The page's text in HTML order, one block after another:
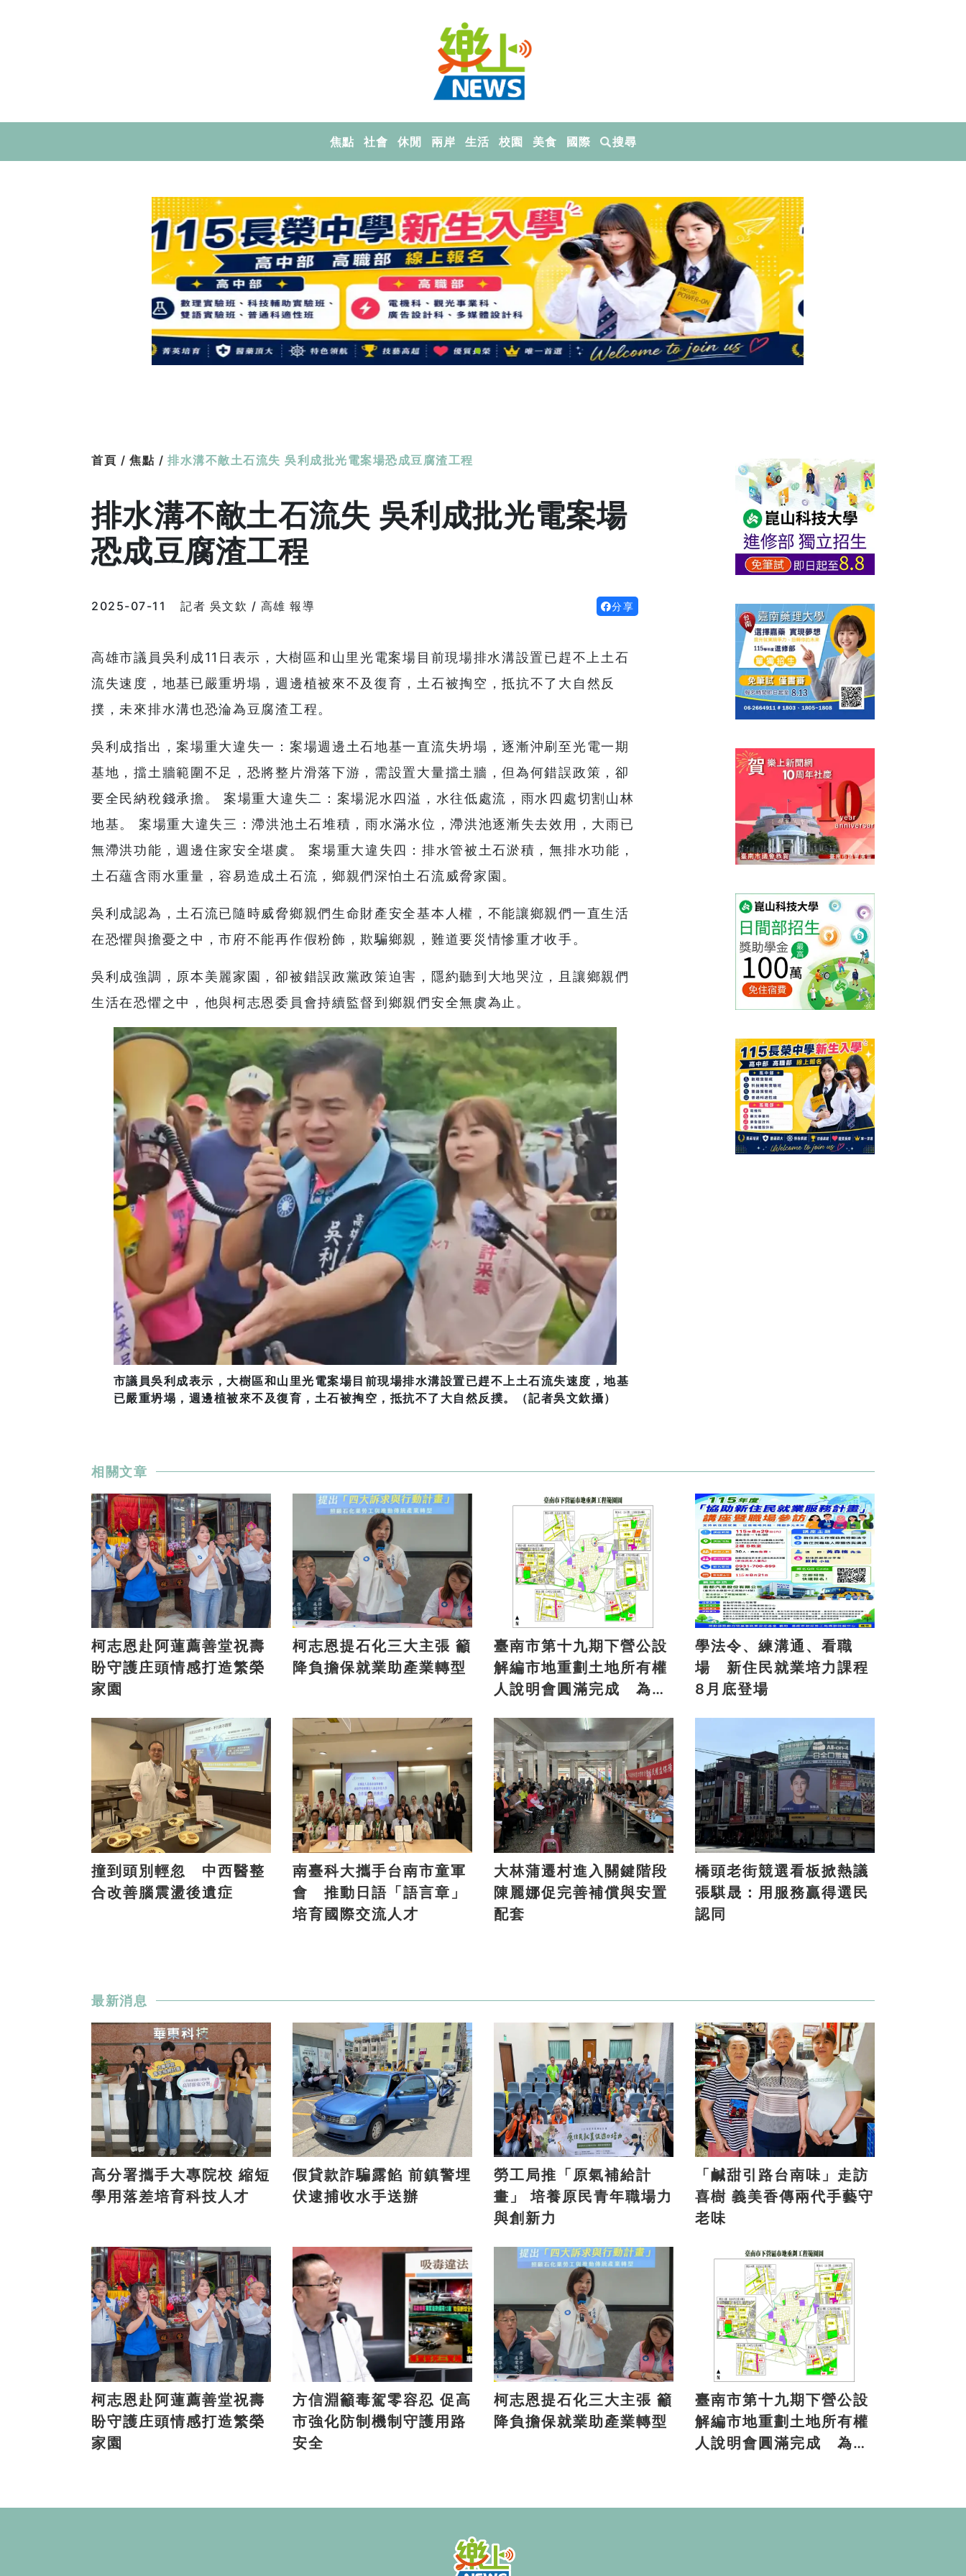
焦點 社會 休閒 兩岸 生活 校園 美食 國際 搜尋
首頁 / 焦點 / 排水溝不敵土石流失 吳利成批光電案場恐成豆腐渣工程
排水溝不敵土石流失 吳利成批光電案場
恐成豆腐渣工程
2025-07-11 記者 吳文欽 / 高雄 報導 分享
高雄市議員吳利成11日表示，大樹區和山里光電案場目前現場排水溝設置已趕不上土石
流失速度，地基已嚴重坍塌，週邊植被來不及復育，土石被掏空，抵抗不了大自然反
撲，未來排水溝也恐淪為豆腐渣工程。
吳利成指出，案場重大違失一：案場週邊土石地基一直流失坍塌，逐漸沖刷至光電一期
基地，擋土牆範圍不足，恐將整片滑落下游，需設置大量擋土牆，但為何錯誤政策，卻
要全民納稅錢承擔。 案場重大違失二：案場泥水四溢，水往低處流，雨水四處切割山林
地基。 案場重大違失三：滯洪池土石堆積，雨水滿水位，滯洪池逐漸失去效用，大雨已
無滯洪功能，週邊住家安全堪虞。 案場重大違失四：排水管被土石淤積，無排水功能，
土石蘊含雨水重量，容易造成土石流，鄉親們深怕土石流威脅家園。
吳利成認為，土石流已隨時威脅鄉親們生命財產安全基本人權，不能讓鄉親們一直生活
在恐懼與擔憂之中，市府不能再作假粉飾，欺騙鄉親，難道要災情慘重才收手。
吳利成強調，原本美麗家園，卻被錯誤政黨政策迫害，隱約聽到大地哭泣，且讓鄉親們
生活在恐懼之中，他與柯志恩委員會持續監督到鄉親們安全無虞為止。
市議員吳利成表示，大樹區和山里光電案場目前現場排水溝設置已趕不上土石流失速度，地基
已嚴重坍塌，週邊植被來不及復育，土石被掏空，抵抗不了大自然反撲。（記者吳文欽攝）
相關文章
柯志恩赴阿蓮薦善堂祝壽
盼守護庄頭情感打造繁榮
家園
柯志恩提石化三大主張 籲
降負擔保就業助產業轉型
臺南市第十九期下營公設
解編市地重劃土地所有權
人說明會圓滿完成 為地
學法令、練溝通、看職
場 新住民就業培力課程
8月底登場
撞到頭別輕忽 中西醫整
合改善腦震盪後遺症
南臺科大攜手台南市童軍
會 推動日語「語言章」
培育國際交流人才
大林蒲遷村進入關鍵階段
陳麗娜促完善補償與安置
配套
橋頭老街競選看板掀熱議
張騏晟：用服務贏得選民
認同
最新消息
高分署攜手大專院校 縮短
學用落差培育科技人才
假貸款詐騙露餡 前鎮警埋
伏逮捕收水手送辦
勞工局推「原氣補給計
畫」 培養原民青年職場力
與創新力
「鹹甜引路台南味」走訪
喜樹 義美香傳兩代手藝守
老味
柯志恩赴阿蓮薦善堂祝壽
盼守護庄頭情感打造繁榮
家園
方信淵籲毒駕零容忍 促高
市強化防制機制守護用路
安全
柯志恩提石化三大主張 籲
降負擔保就業助產業轉型
臺南市第十九期下營公設
解編市地重劃土地所有權
人說明會圓滿完成 為地